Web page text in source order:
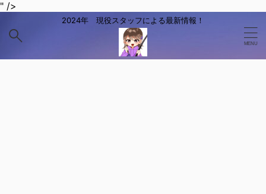
" />
2024年 現役スタッフによる最新情報！